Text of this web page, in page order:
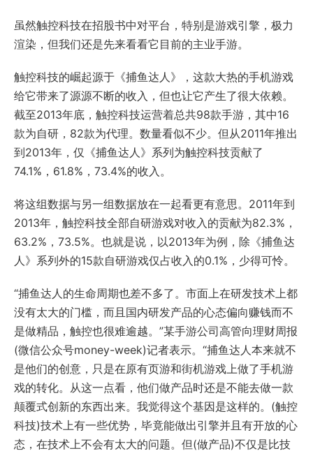
虽然触控科技在招股书中对平台，特别是游戏引擎，极力
渲染，但我们还是先来看看它目前的主业手游。
触控科技的崛起源于《捕鱼达人》，这款大热的手机游戏
给它带来了源源不断的收入，但也让它产生了很大依赖。
截至2013年底，触控科技运营着总共98款手游，其中16
款为自研，82款为代理。数量看似不少。但从2011年推出
到2013年，仅《捕鱼达人》系列为触控科技贡献了
74.1%，61.8%，73.4%的收入。
将这组数据与另一组数据放在一起看更有意思。2011年到
2013年，触控科技全部自研游戏对收入的贡献为82.3%，
63.2%，73.5%。也就是说，以2013年为例，除《捕鱼达
人》系列外的15款自研游戏仅占收入的0.1%，少得可怜。
“捕鱼达人的生命周期也差不多了。市面上在研发技术上都
没有太大的门槛，而且国内研发产品的心态偏向赚钱而不
是做精品，触控也很难逾越。”某手游公司高管向理财周报
(微信公众号money-week)记者表示。“捕鱼达人本来就不
是他们的创意，只是在原有页游和街机游戏上做了手机游
戏的转化。从这一点看，他们做产品时还是不能去做一款
颠覆式创新的东西出来。我觉得这个基因是这样的。(触控
科技)技术上有一些优势，毕竟能做出引擎并且有开放的心
态，在技术上不会有太大的问题。但(做产品)不仅是比技